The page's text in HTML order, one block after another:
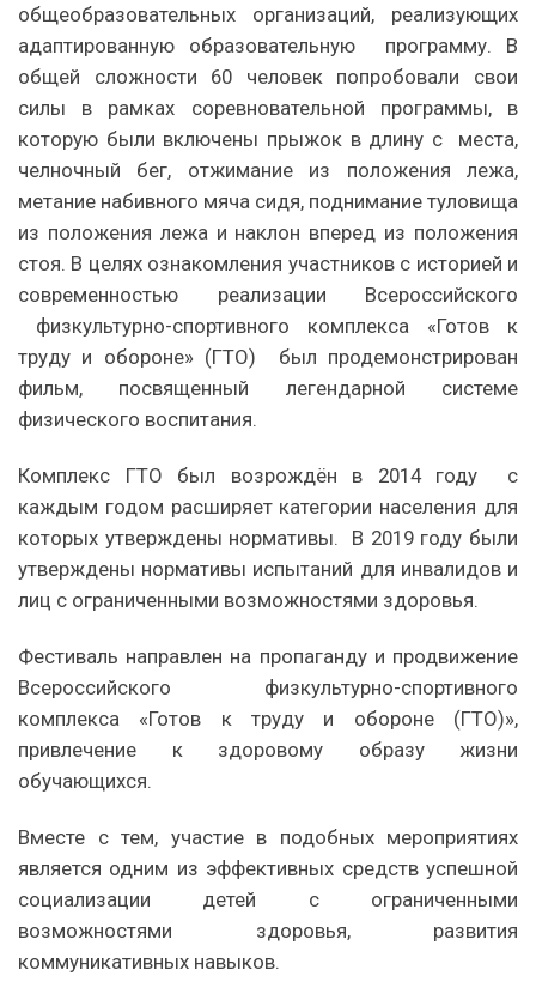
общеобразовательных организаций, реализующих
адаптированную образовательную программу. В
общей сложности 60 человек попробовали свои
силы в рамках соревновательной программы, в
которую были включены прыжок в длину с места,
челночный бег, отжимание из положения лежа,
метание набивного мяча сидя, поднимание туловища
из положения лежа и наклон вперед из положения
стоя. В целях ознакомления участников с историей и
современностью реализации Всероссийского
физкультурно-спортивного комплекса «Готов к
труду и обороне» (ГТО) был продемонстрирован
фильм, посвященный легендарной системе
физического воспитания.
Комплекс ГТО был возрождён в 2014 году с
каждым годом расширяет категории населения для
которых утверждены нормативы. В 2019 году были
утверждены нормативы испытаний для инвалидов и
лиц с ограниченными возможностями здоровья.
Фестиваль направлен на пропаганду и продвижение
Всероссийского физкультурно-спортивного
комплекса «Готов к труду и обороне (ГТО)»,
привлечение к здоровому образу жизни
обучающихся.
Вместе с тем, участие в подобных мероприятиях
является одним из эффективных средств успешной
социализации детей с ограниченными
возможностями здоровья, развития
коммуникативных навыков.